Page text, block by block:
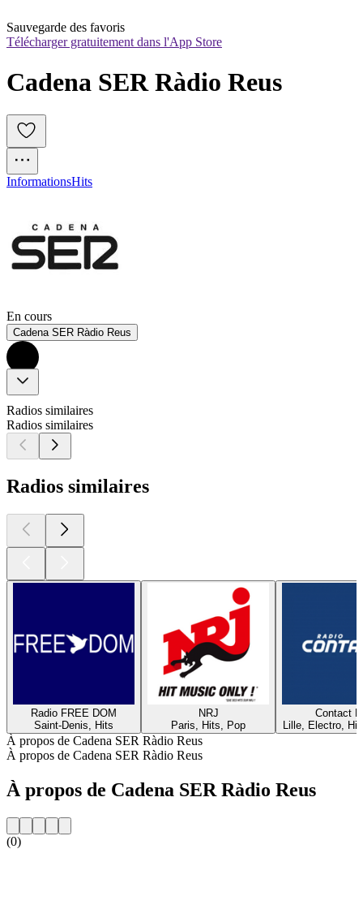
Sauvegarde des favoris
Télécharger gratuitement dans l'App Store
Cadena SER Ràdio Reus
InformationsHits
En cours
Cadena SER Ràdio Reus
Radios similaires
Radios similaires
Radios similaires
Radio FREE DOM
Saint-Denis, Hits
NRJ
Paris, Hits, Pop
Contact
Lille, Electro,
À propos de Cadena SER Ràdio Reus
À propos de Cadena SER Ràdio Reus
À propos de Cadena SER Ràdio Reus
(0)